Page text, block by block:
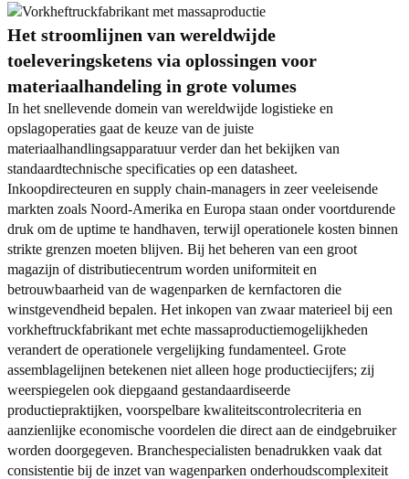
Het stroomlijnen van wereldwijde
toeleveringsketens via oplossingen voor
materiaalhandeling in grote volumes
In het snellevende domein van wereldwijde logistieke en
opslagoperaties gaat de keuze van de juiste
materiaalhandlingsapparatuur verder dan het bekijken van
standaardtechnische specificaties op een datasheet.
Inkoopdirecteuren en supply chain-managers in zeer veeleisende
markten zoals Noord-Amerika en Europa staan onder voortdurende
druk om de uptime te handhaven, terwijl operationele kosten binnen
strikte grenzen moeten blijven. Bij het beheren van een groot
magazijn of distributiecentrum worden uniformiteit en
betrouwbaarheid van de wagenparken de kernfactoren die
winstgevendheid bepalen. Het inkopen van zwaar materieel bij een
vorkheftruckfabrikant met echte massaproductiemogelijkheden
verandert de operationele vergelijking fundamenteel. Grote
assemblagelijnen betekenen niet alleen hoge productiecijfers; zij
weerspiegelen ook diepgaand gestandaardiseerde
productiepraktijken, voorspelbare kwaliteitscontrolecriteria en
aanzienlijke economische voordelen die direct aan de eindgebruiker
worden doorgegeven. Branchespecialisten benadrukken vaak dat
consistentie bij de inzet van wagenparken onderhoudscomplexiteit